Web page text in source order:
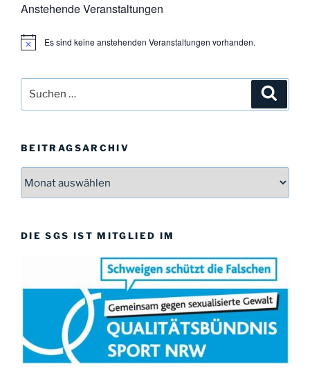
Anstehende Veranstaltungen
H
w
s
Es sind keine anstehenden Veranstaltungen vorhanden.
nach:
BEITRAGSARCHIV
DIE SGS IST MITGLIED IM